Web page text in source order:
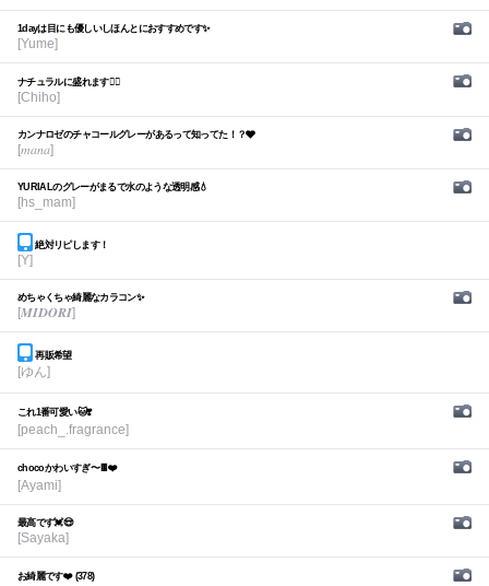
1dayは目にも優しいしほんとにおすすめです✨
[Yume]
ナチュラルに盛れます🙆‍♀️
[Chiho]
カンナロゼのチャコールグレーがあるって知ってた！？🩶
[𝑚𝑎𝑛𝑎]
YURIALのグレーがまるで水のような透明感💧
[hs_mam]
絶対リピします！
[Y]
めちゃくちゃ綺麗なカラコン✨
[𝑴𝑰𝑫𝑶𝑹𝑰]
再販希望
[ゆん]
これ1番可愛い🐱❣️
[peach_.fragrance]
chocoかわいすぎ〜🍫❤️
[Ayami]
最高です💓😍
[Sayaka]
お綺麗です❤️ (378)